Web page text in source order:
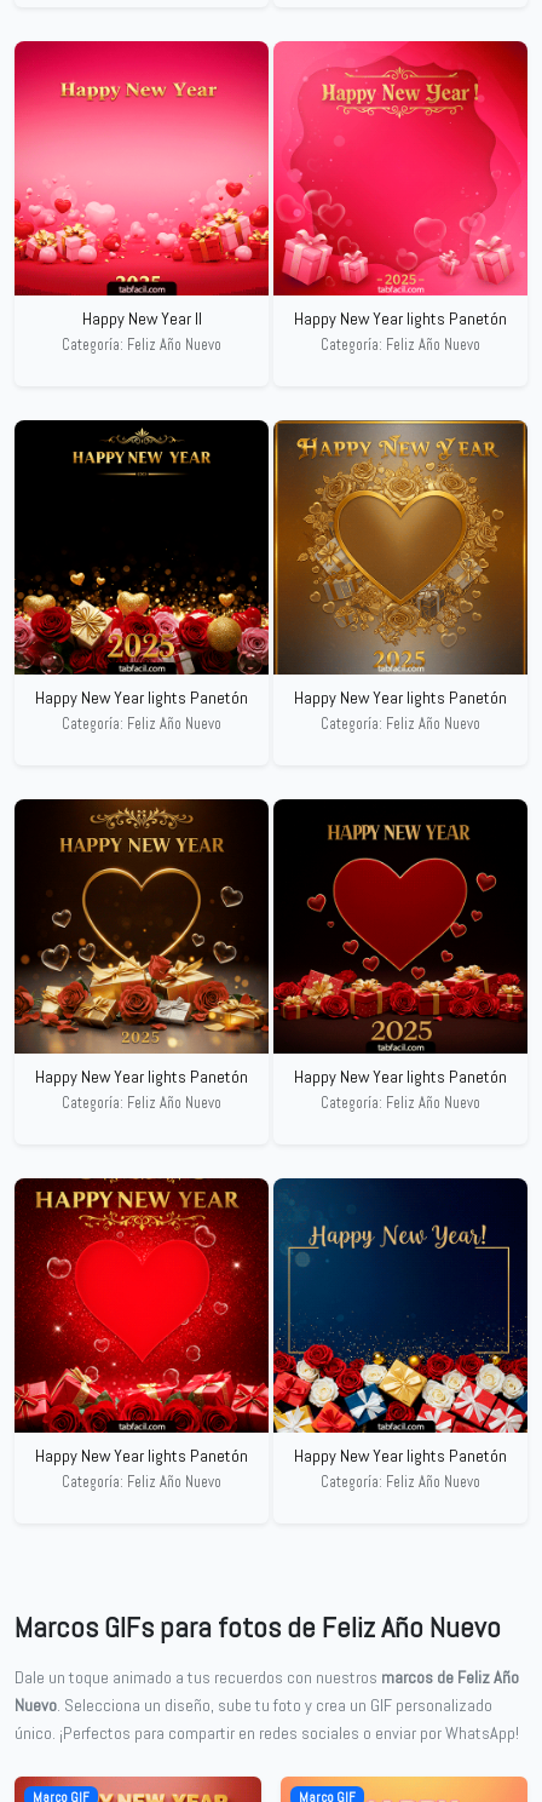
Happy New Year II
Categoría: Feliz Año Nuevo
Happy New Year lights Panetón
Categoría: Feliz Año Nuevo
Happy New Year lights Panetón
Categoría: Feliz Año Nuevo
Happy New Year lights Panetón
Categoría: Feliz Año Nuevo
Happy New Year lights Panetón
Categoría: Feliz Año Nuevo
Happy New Year lights Panetón
Categoría: Feliz Año Nuevo
Happy New Year lights Panetón
Categoría: Feliz Año Nuevo
Happy New Year lights Panetón
Categoría: Feliz Año Nuevo
Marcos GIFs para fotos de Feliz Año Nuevo
Dale un toque animado a tus recuerdos con nuestros marcos de Feliz Año
Nuevo. Selecciona un diseño, sube tu foto y crea un GIF personalizado
único. ¡Perfectos para compartir en redes sociales o enviar por WhatsApp!
Marco GIF Marco GIF